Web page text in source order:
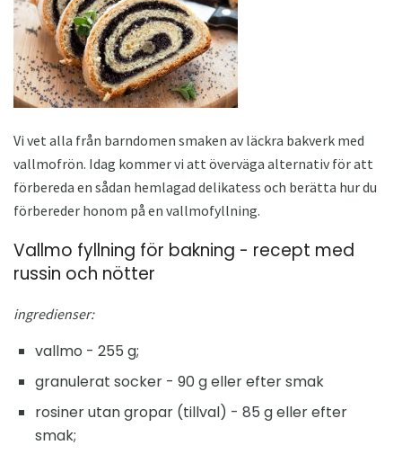
Vi vet alla från barndomen smaken av läckra bakverk med
vallmofrön. Idag kommer vi att överväga alternativ för att
förbereda en sådan hemlagad delikatess och berätta hur du
förbereder honom på en vallmofyllning.
Vallmo fyllning för bakning - recept med
russin och nötter
ingredienser:
vallmo - 255 g;
granulerat socker - 90 g eller efter smak
rosiner utan gropar (tillval) - 85 g eller efter
smak;